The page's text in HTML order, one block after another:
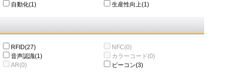
自動化(1) 生産性向上(1)
RFID(27)
NFC(0)
音声認識(1)
カラーコード(0)
AR(0)
ビーコン(3)